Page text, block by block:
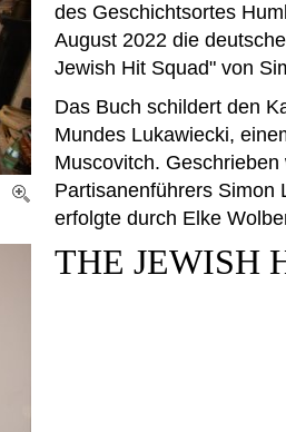
des Geschichtsortes
August 2022 die
Jewish Hit Squad" von
Das Buch schildert den
Mundes Lukawiecki,
Muscovitch.
Partisanenführers Simon
erfolgte durch Elke
THE JEWISH